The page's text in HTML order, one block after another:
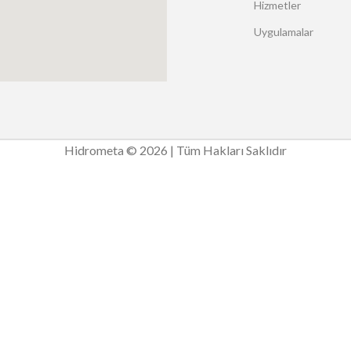
Hizmetler
Uygulamalar
Hidrometa © 2026 | Tüm Hakları Saklıdır